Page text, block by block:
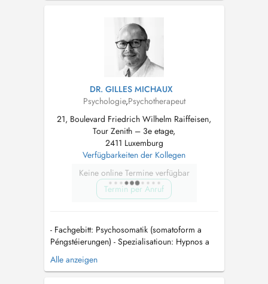
identifier avec vous votre demande. Chaque
DR. GILLES MICHAUX
Psychologie,Psychotherapeut
21, Boulevard Friedrich Wilhelm Raiffeisen,
Tour Zenith – 3e etage,
2411 Luxemburg
Verfügbarkeiten der Kollegen
Keine online Termine verfügbar
Termin per Anruf
- Fachgebitt: Psychosomatik (somatoform a
Péngstéierungen) - Spezialisatioun: Hypnos a
Bio-/Neurofeedback - Nëmmen op Rezept (Info
op: cns.public.lu) - Nëmme fir Erwuessener
Alle anzeigen